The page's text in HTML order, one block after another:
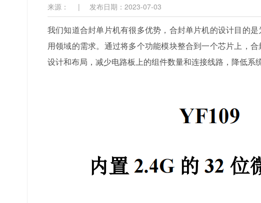
来源： | 发布日期：2023-07-03
我们知道合封单片机有很多优势，合封单片机的设计目的
用领域的需求。通过将多个功能模块整合到一个芯片上，
设计和布局，减少电路板上的组件数量和连接线路，降低系